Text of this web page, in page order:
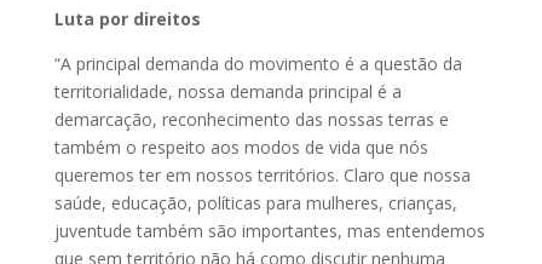
Luta por direitos
“A principal demanda do movimento é a questão da
territorialidade, nossa demanda principal é a
demarcação, reconhecimento das nossas terras e
também o respeito aos modos de vida que nós
queremos ter em nossos territórios. Claro que nossa
saúde, educação, políticas para mulheres, crianças,
juventude também são importantes, mas entendemos
que sem território não há como discutir nenhuma